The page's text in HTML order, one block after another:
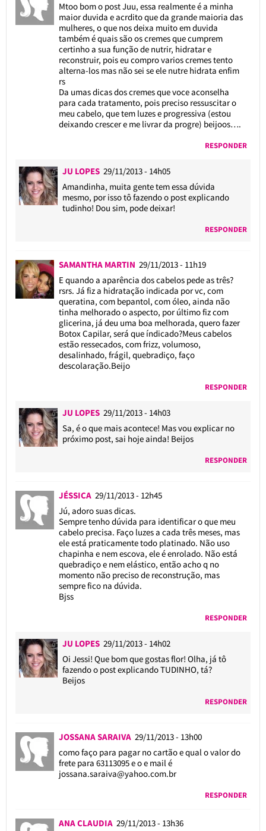
Mtoo bom o post Juu, essa realmente é a minha
maior duvida e acrdito que da grande maioria das
mulheres, o que nos deixa muito em duvida
também é quais são os cremes que cumprem
certinho a sua função de nutrir, hidratar e
reconstruir, pois eu compro varios cremes tento
alterna-los mas não sei se ele nutre hidrata enfim
rs
Da umas dicas dos cremes que voce aconselha
para cada tratamento, pois preciso ressuscitar o
meu cabelo, que tem luzes e progressiva (estou
deixando crescer e me livrar da progre) beijoos….
RESPONDER
JU LOPES 29/11/2013 - 14h05
Amandinha, muita gente tem essa dúvida
mesmo, por isso tô fazendo o post explicando
tudinho! Dou sim, pode deixar!
RESPONDER
SAMANTHA MARTIN 29/11/2013 - 11h19
E quando a aparência dos cabelos pede as três?
rsrs. Já fiz a hidratação indicada por vc, com
queratina, com bepantol, com óleo, ainda não
tinha melhorado o aspecto, por último fiz com
glicerina, já deu uma boa melhorada, quero fazer
Botox Capilar, será que índicado?Meus cabelos
estão ressecados, com frizz, volumoso,
desalinhado, frágil, quebradiço, faço
descolaração.Beijo
RESPONDER
JU LOPES 29/11/2013 - 14h03
Sa, é o que mais acontece! Mas vou explicar no
próximo post, sai hoje ainda! Beijos
RESPONDER
JÉSSICA 29/11/2013 - 12h45
Jú, adoro suas dicas.
Sempre tenho dúvida para identificar o que meu
cabelo precisa. Faço luzes a cada três meses, mas
ele está praticamente todo platinado. Não uso
chapinha e nem escova, ele é enrolado. Não está
quebradiço e nem elástico, então acho q no
momento não preciso de reconstrução, mas
sempre fico na dúvida.
Bjss
RESPONDER
JU LOPES 29/11/2013 - 14h02
Oi Jessi! Que bom que gostas flor! Olha, já tô
fazendo o post explicando TUDINHO, tá?
Beijos
RESPONDER
JOSSANA SARAIVA 29/11/2013 - 13h00
como faço para pagar no cartão e qual o valor do
frete para 63113095 e o e mail é
jossana.saraiva@yahoo.com.br
RESPONDER
ANA CLAUDIA 29/11/2013 - 13h36